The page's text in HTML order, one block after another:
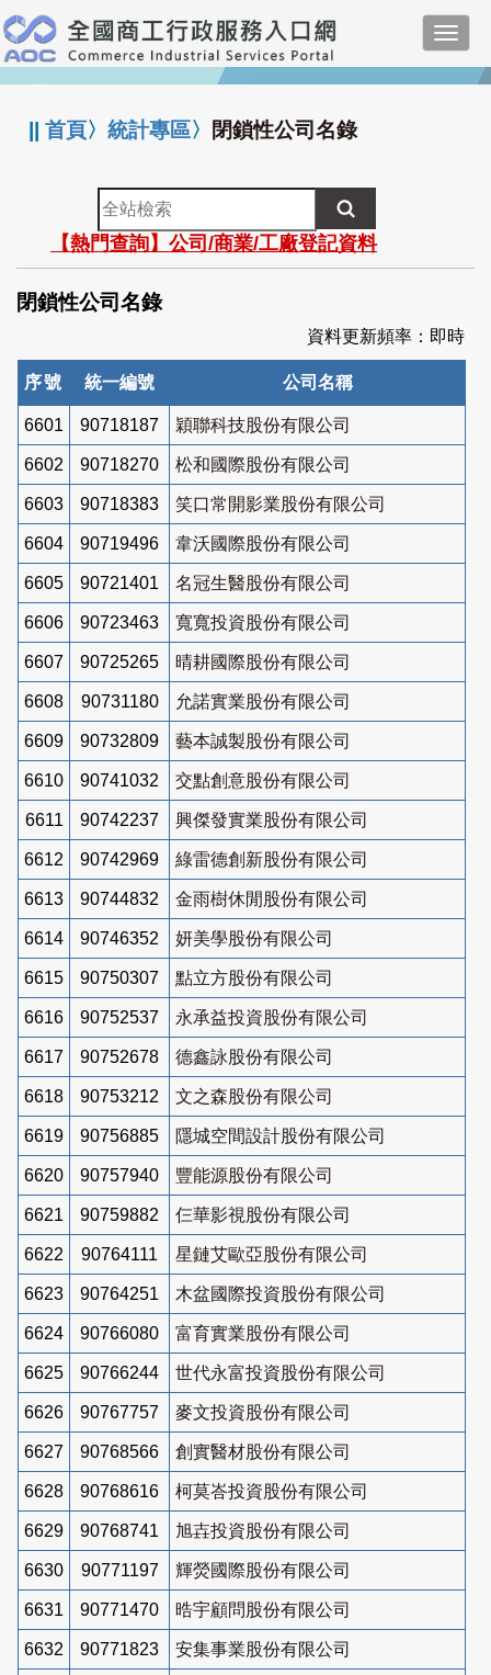
跳
到
主
要
:::
||首頁〉統計專區〉 閉鎖性公司名錄
全
站
檢
索
【熱門查詢】公司/商業/工廠登記資料
閉鎖性公司名錄
資料更新頻率：即時
序號 統一編號 公司名稱
6601 90718187 穎聯科技股份有限公司
6602 90718270 松和國際股份有限公司
6603 90718383 笑口常開影業股份有限公司
6604 90719496 韋沃國際股份有限公司
6605 90721401 名冠生醫股份有限公司
6606 90723463 寬寬投資股份有限公司
6607 90725265 晴耕國際股份有限公司
6608 90731180 允諾實業股份有限公司
6609 90732809 藝本誠製股份有限公司
6610 90741032 交點創意股份有限公司
6611 90742237 興傑發實業股份有限公司
6612 90742969 綠雷德創新股份有限公司
6613 90744832 金雨樹休閒股份有限公司
6614 90746352 妍美學股份有限公司
6615 90750307 點立方股份有限公司
6616 90752537 永承益投資股份有限公司
6617 90752678 德鑫詠股份有限公司
6618 90753212 文之森股份有限公司
6619 90756885 隱城空間設計股份有限公司
6620 90757940 豐能源股份有限公司
6621 90759882 仨華影視股份有限公司
6622 90764111 星鏈艾歐亞股份有限公司
6623 90764251 木盆國際投資股份有限公司
6624 90766080 富育實業股份有限公司
6625 90766244 世代永富投資股份有限公司
6626 90767757 麥文投資股份有限公司
6627 90768566 創實醫材股份有限公司
6628 90768616 柯莫峇投資股份有限公司
6629 90768741 旭壵投資股份有限公司
6630 90771197 輝熒國際股份有限公司
6631 90771470 晧宇顧問股份有限公司
6632 90771823 安集事業股份有限公司